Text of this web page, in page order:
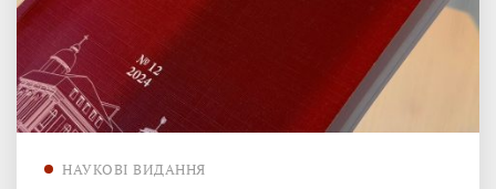
НАУКОВІ ВИДАННЯ